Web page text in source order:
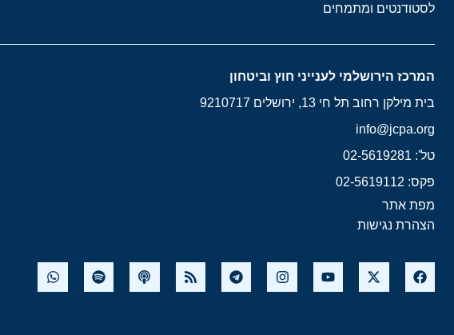
לסטודנטים ומתמחים
המרכז הירושלמי לענייני חוץ וביטחון
בית מילקן רחוב תל חי 13, ירושלים 9210717
info@jcpa.org
טל': 02-5619281
פקס: 02-5619112
מפת אתר
הצהרת נגישות